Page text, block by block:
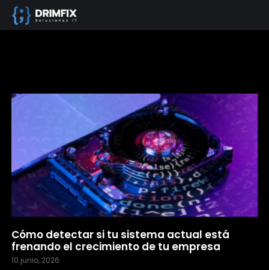
Cómo detectar si tu sistema actual está
frenando el crecimiento de tu empresa
10 junio, 2026